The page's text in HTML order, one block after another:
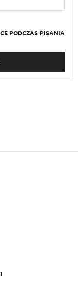
PODCZAS PISANIA